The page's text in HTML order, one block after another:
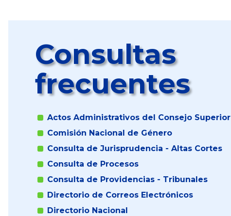
Consultas
frecuentes
Actos Administrativos del Consejo Superior
Comisión Nacional de Género
Consulta de Jurisprudencia - Altas Cortes
Consulta de Procesos
Consulta de Providencias - Tribunales
Directorio de Correos Electrónicos
Directorio Nacional